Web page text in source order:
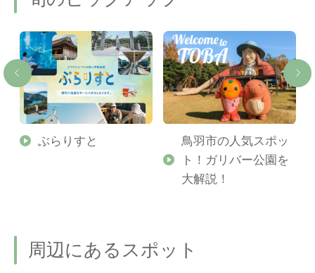
ぶらりすと
鳥羽市の人気スポッ
ト！ガリバー公園を
大解説！
周辺にあるスポット